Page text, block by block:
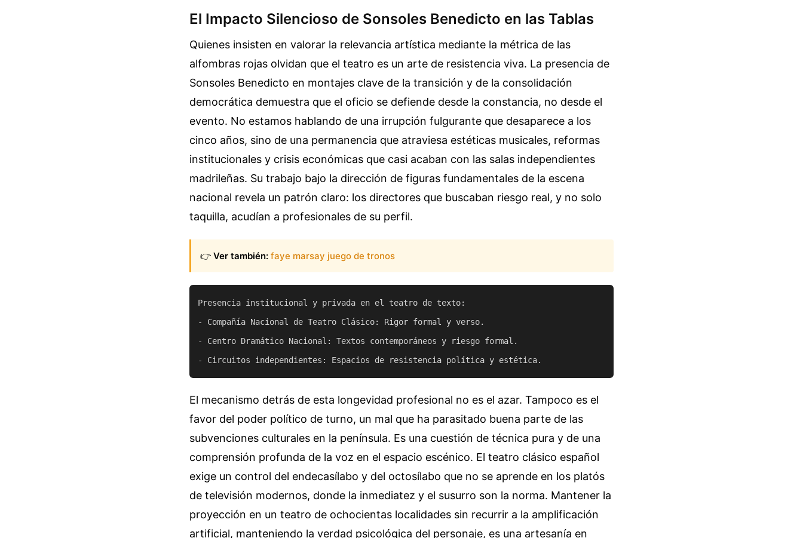
El Impacto Silencioso de Sonsoles Benedicto en las Tablas
Quienes insisten en valorar la relevancia artística mediante la métrica de las
alfombras rojas olvidan que el teatro es un arte de resistencia viva. La presencia de
Sonsoles Benedicto en montajes clave de la transición y de la consolidación
democrática demuestra que el oficio se defiende desde la constancia, no desde el
evento. No estamos hablando de una irrupción fulgurante que desaparece a los
cinco años, sino de una permanencia que atraviesa estéticas musicales, reformas
institucionales y crisis económicas que casi acaban con las salas independientes
madrileñas. Su trabajo bajo la dirección de figuras fundamentales de la escena
nacional revela un patrón claro: los directores que buscaban riesgo real, y no solo
taquilla, acudían a profesionales de su perfil.
👉 Ver también: faye marsay juego de tronos
Presencia institucional y privada en el teatro de texto:
- Compañía Nacional de Teatro Clásico: Rigor formal y verso.
- Centro Dramático Nacional: Textos contemporáneos y riesgo formal.
El mecanismo detrás de esta longevidad profesional no es el azar. Tampoco es el
favor del poder político de turno, un mal que ha parasitado buena parte de las
subvenciones culturales en la península. Es una cuestión de técnica pura y de una
comprensión profunda de la voz en el espacio escénico. El teatro clásico español
exige un control del endecasílabo y del octosílabo que no se aprende en los platós
de televisión modernos, donde la inmediatez y el susurro son la norma. Mantener la
proyección en un teatro de ochocientas localidades sin recurrir a la amplificación
artificial, manteniendo la verdad psicológica del personaje, es una artesanía en